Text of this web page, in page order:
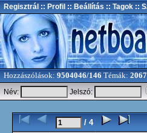
Regisztrál :: Profil :: Beállítás :: Tagok ::
Hozzászólások: 9504046/146 Témák:
Név:
Jelszó:
/ 4